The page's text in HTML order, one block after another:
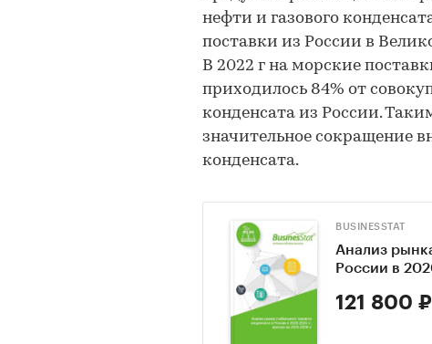
нефти и газового
поставки из России в
В 2022 г на морские
приходилось 84% от
конденсата из России.
значительное сокращение
конденсата.
BUSINESSTAT
Анализ
России в
121 800 ₽